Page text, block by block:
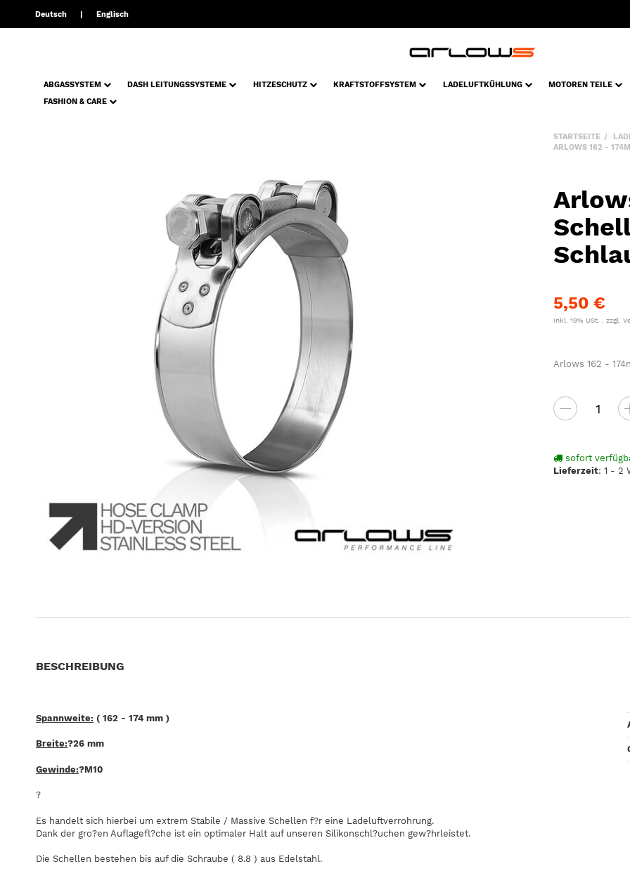
Deutsch Englisch
ABGASSYSTEM DASH LEITUNGSSYSTEME HITZESCHUTZ KRAFTSTOFFSYSTEM LADELUFTKÜHLUNG MOTOREN TEILE
FASHION & CARE
STARTSEITE
ARLOWS 162 -
5,50 €
inkl. 19% USt. , zzgl.
Arlows 162 -
sofort
Lieferzeit:1 - 2
BESCHREIBUNG
Spannweite: ( 162 - 174 mm )
Breite:?26 mm
Gewinde:?M10
?
Es handelt sich hierbei um extrem Stabile / Massive Schellen f?r eine Ladeluftverrohrung.
Dank der gro?en Auflagefl?che ist ein optimaler Halt auf unseren Silikonschl?uchen gew?hrleistet.
Die Schellen bestehen bis auf die Schraube ( 8.8 ) aus Edelstahl.